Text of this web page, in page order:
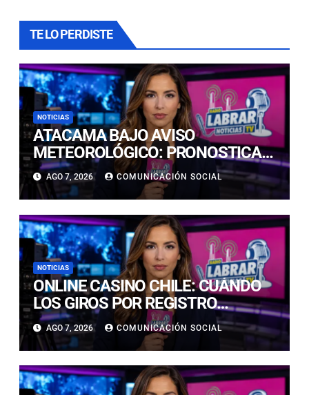
TE LO PERDISTE
NOTICIAS
ATACAMA BAJO AVISO
METEOROLÓGICO: PRONOSTICAN
LLUVIAS E ISOTERMA CERO ALTA
EN PRECORDILLERA Y
CORDILLERA
AGO 7, 2026 COMUNICACIÓN SOCIAL
NOTICIAS
ONLINE CASINO CHILE: CUÁNDO
LOS GIROS POR REGISTRO
REALMENTE SIRVEN
AGO 7, 2026 COMUNICACIÓN SOCIAL